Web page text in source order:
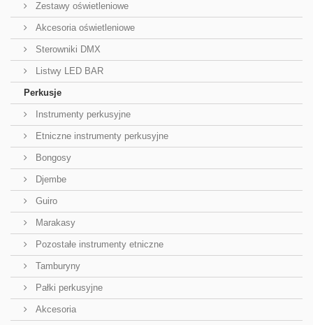
Zestawy oświetleniowe
Akcesoria oświetleniowe
Sterowniki DMX
Listwy LED BAR
Perkusje
Instrumenty perkusyjne
Etniczne instrumenty perkusyjne
Bongosy
Djembe
Guiro
Marakasy
Pozostałe instrumenty etniczne
Tamburyny
Pałki perkusyjne
Akcesoria